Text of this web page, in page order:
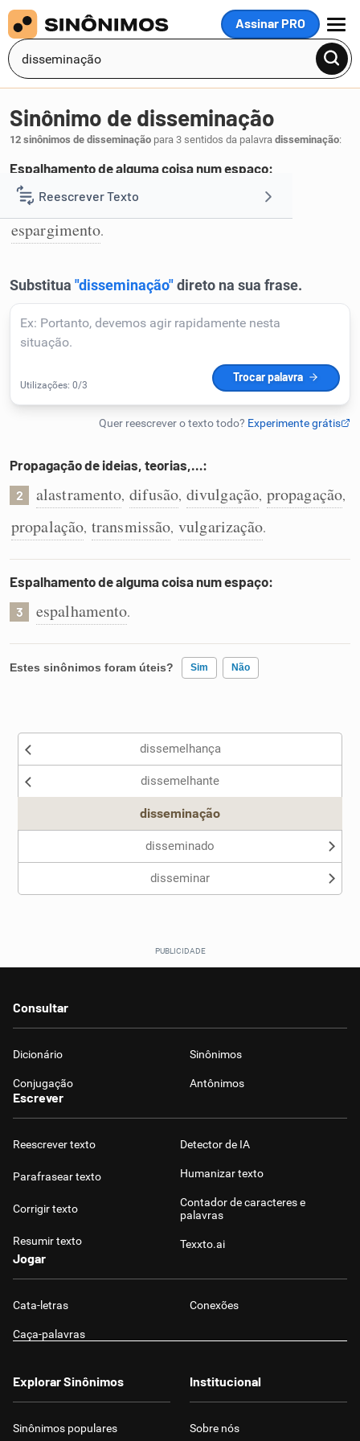
Assinar PRO
MENU
Reescrever Texto
Resumir Texto
Corrigir Texto
Detector de IA
Humanizador de IA
Cata-letras
Conexões
Caça-palavras
Dicionário
Sinônimo de disseminação
12 sinônimos de disseminação para 3 sentidos da palavra disseminação:
Espalhamento de alguma coisa num espaço:
1 derramamento, dissipação
espargimento.
Propagação de ideias, teorias,…:
2 alastramento, difusão, divulgação, propagação,
propalação, transmissão, vulgarização.
Espalhamento de alguma coisa num espaço:
3 espalhamento.
Estes sinônimos foram úteis? Sim Não
Nenhum dos sinônimos apresentados me ajudou
dissemelhança
dissemelhante
disseminação
disseminado
disseminar
Consultar
Dicionário Sinônimos
Conjugação Antônimos
Escrever
Reescrever texto
Parafrasear texto
Corrigir texto
Resumir texto
Detector de IA
Humanizar texto
Contador de caracteres e
palavras
Texxto.ai
Jogar
Cata-letras Conexões
Caça-palavras
Explorar Sinônimos
Sinônimos populares
Institucional
Sobre nós